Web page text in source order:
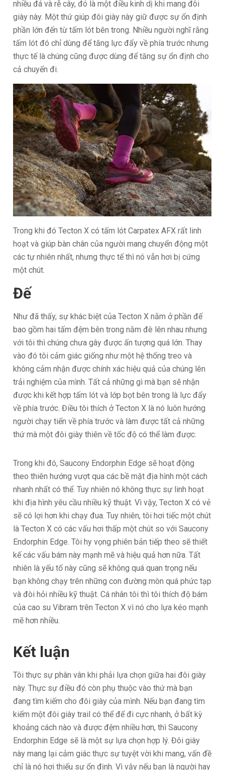
nhiều đá và rễ cây, đó là một điều kinh dị khi mang đôi
giày này. Một thứ giúp đôi giày này giữ được sự ổn định
phần lớn đến từ tấm lót bên trong. Nhiều người nghĩ rằng
tấm lót đó chỉ dùng để tăng lực đẩy về phía trước nhưng
thực tế là chúng cũng được dùng để tăng sự ổn định cho
cả chuyến đi.
Trong khi đó Tecton X có tấm lót Carpatex AFX rất linh
hoạt và giúp bàn chân của người mang chuyển động một
các tự nhiên nhất, nhưng thực tế thì nó vẫn hơi bị cứng
một chút.
Đế
Như đã thấy, sự khác biệt của Tecton X nằm ở phần đế
bao gồm hai tấm đệm bên trong nằm đè lên nhau nhưng
với tôi thì chúng chưa gây được ấn tượng quá lớn. Thay
vào đó tôi cảm giác giống như một hệ thống treo và
không cảm nhận được chính xác hiệu quả của chúng lên
trải nghiệm của mình. Tất cả những gì mà bạn sẽ nhận
được khi kết hợp tấm lót và lớp bọt bên trong là lực đẩy
về phía trước. Điều tôi thích ở Tecton X là nó luôn hướng
người chạy tiến về phía trước và làm được tất cả những
thứ mà một đôi giày thiên về tốc độ có thể làm được.
Trong khi đó, Saucony Endorphin Edge sẽ hoạt động
theo thiên hướng vượt qua các bề mặt địa hình một cách
nhanh nhất có thể. Tuy nhiên nó không thực sự linh hoạt
khi địa hình yêu cầu nhiều kỹ thuật. Vì vậy, Tecton X có vẻ
sẽ có lợi hơn khi chạy đua. Tuy nhiên, tôi hơi tiếc một chút
là Tecton X có các vấu hơi thấp một chút so với Saucony
Endorphin Edge. Tôi hy vọng phiên bản tiếp theo sẽ thiết
kế các vấu bám này mạnh mẽ và hiệu quả hơn nữa. Tất
nhiên là yếu tố này cũng sẽ không quá quan trọng nếu
bạn không chạy trên những con đường mòn quá phức tạp
và đòi hỏi nhiều kỹ thuật. Cá nhân tôi thì tôi thích độ bám
của cao su Vibram trên Tecton X vì nó cho lựa kéo mạnh
mẽ hơn nhiều.
Kết luận
Tôi thực sự phân vân khi phải lựa chọn giữa hai đôi giày
này. Thực sự điều đó còn phụ thuộc vào thứ mà bạn
đang tìm kiếm cho đôi giày của mình. Nếu bạn đang tìm
kiếm một đôi giày trail có thể để đi cực nhanh, ở bất kỳ
khoảng cách nào và được đệm nhiều hơn, thì Saucony
Endorphin Edge sẽ là một sự lựa chọn hợp lý. Đôi giày
này mang lại cảm giác thực sự tuyệt vời khi mang, vấn đề
chỉ là nó hơi thiếu sự ổn định. Vì vậy nếu bạn là người hay